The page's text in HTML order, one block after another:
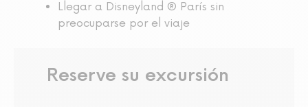
Llegar a Disneyland ® París sin
preocuparse por el viaje
Reserve su excursión